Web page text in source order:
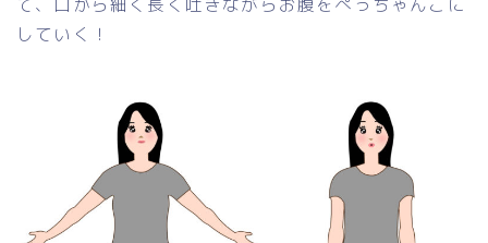
していく！